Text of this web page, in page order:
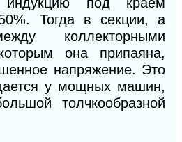
Тогда в секции, а
коллекторными
она припаяна,
напряжение. Это
у мощных машин,
толчкообразной